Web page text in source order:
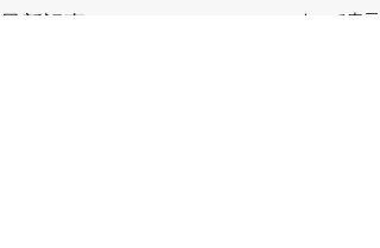
最新記事 すべて表示